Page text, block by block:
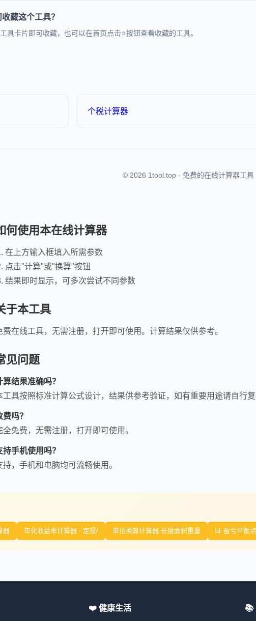
藏这个工具？
具卡片即可收藏，也可以在首页点击⭐按钮查看收藏的工具。
个税计算器
© 2026 1tool.top - 免费的在线计算器工具
何使用本在线计算器
在上方输入框填入所需参数
点击"计算"或"换算"按钮
结果即时显示，可多次尝试不同参数
于本工具
费在线工具，无需注册，打开即可使用。计算结果仅供参考。
见问题
算结果准确吗？
工具按照标准计算公式设计，结果供参考验证，如有重要用途请自行复
费吗？
全免费，无需注册，打开即可使用。
持手机使用吗？
持，手机和电脑均可流畅使用。
器 年化收益率计算器 - 定投/ 单位换算计算器 长度面积重量 📊 盈亏平衡
❤️ 健康生活 📚